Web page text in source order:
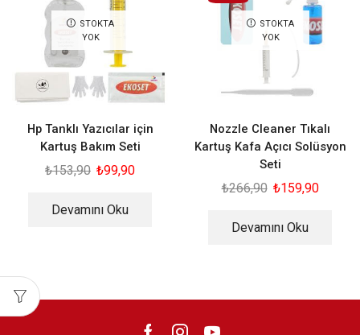
STOKTA
YOK
Hp Tanklı Yazıcılar için
Kartuş Bakım Seti
₺153,90 ₺99,90
Devamını Oku
STOKTA
YOK
Nozzle Cleaner Tıkalı
Kartuş Kafa Açıcı Solüsyon
Seti
₺266,90 ₺159,90
Devamını Oku